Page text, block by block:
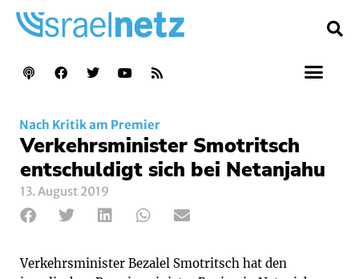
Nach Kritik am Premier
Verkehrsminister Smotritsch
entschuldigt sich bei Netanjahu
13. August 2019
Verkehrsminister Bezalel Smotritsch hat den